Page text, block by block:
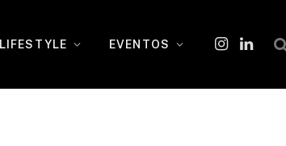
LIFESTYLE EVENTOS
Instagram
O